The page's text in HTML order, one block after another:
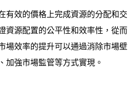
有效的價格上完成資源的分配和交
資源配置的公平性和效率性，從而
場效率的提升可以通過消除市場壁
加強市場監管等方式實現。